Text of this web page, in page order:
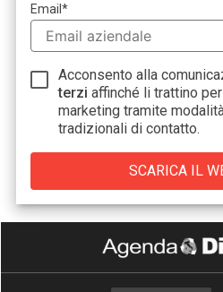
Email*
Acconsento alla
terzi affinché li trattino
marketing tramite
tradizionali di contatto.